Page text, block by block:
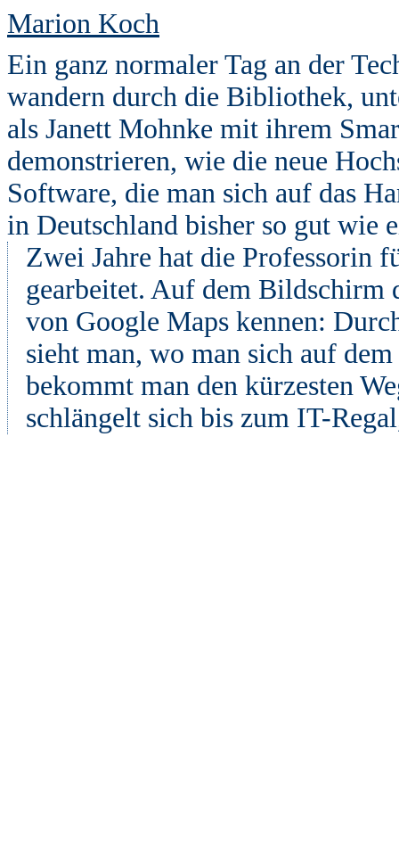
Marion Koch
Ein ganz normaler Tag an der
wandern durch die Bibliothek,
als Janett Mohnke mit ihrem
demonstrieren, wie die neue
Software, die man sich auf das
in Deutschland bisher so gut wie
Zwei Jahre hat die Professorin
gearbeitet. Auf dem Bildschirm
von Google Maps kennen:
sieht man, wo man sich auf
bekommt man den kürzesten
schlängelt sich bis zum IT-